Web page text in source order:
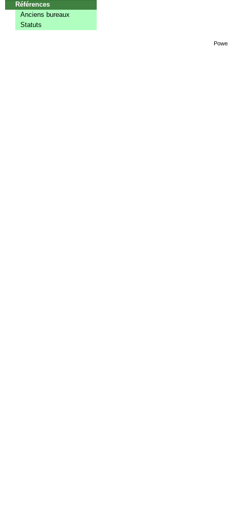
Références
Anciens bureaux
Statuts